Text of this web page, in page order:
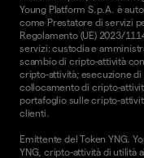
Young Platform S.p.A. è
come Prestatore di servizi
Regolamento (UE) 2023/
servizi: custodia e
scambio di cripto-attività
cripto-attività; esecuzione
collocamento di cripto-
portafoglio sulle cripto-
clienti.
Emittente del Token YNG.
YNG, cripto-attività di utilità